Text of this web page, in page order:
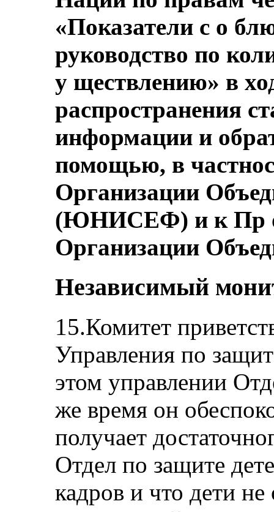
«Показатели с о
руководство по
у ществлению» в
распространения
информации и
помощью, в
Организации
(ЮНИСЕФ) и к Пр о
Организации
Независимый
15.Комитет
Управления по
этом управлении
же время он
получает
Отдел по защите
кадров и что дети